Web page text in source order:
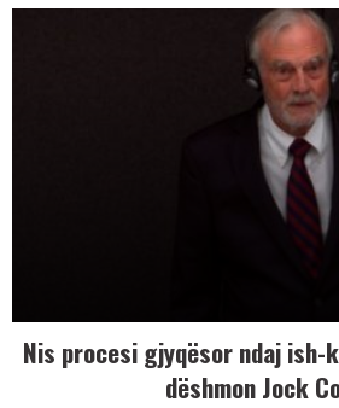
Nis procesi gjyqësor ndaj ish-
dëshmon Jock